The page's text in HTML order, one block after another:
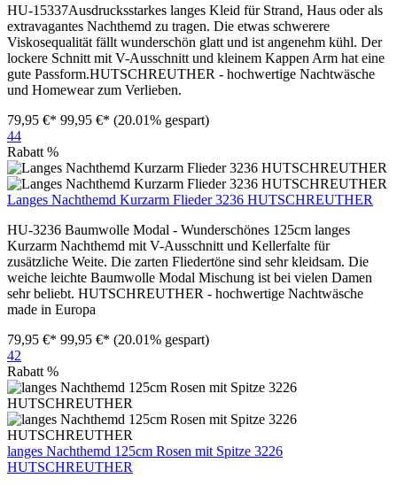
HU-15337Ausdrucksstarkes langes Kleid für Strand, Haus oder als
extravagantes Nachthemd zu tragen. Die etwas schwerere
Viskosequalität fällt wunderschön glatt und ist angenehm kühl. Der
lockere Schnitt mit V-Ausschnitt und kleinem Kappen Arm hat eine
gute Passform.HUTSCHREUTHER - hochwertige Nachtwäsche
und Homewear zum Verlieben.
79,95 €* 99,95 €* (20.01% gespart)
44
Rabatt %
Langes Nachthemd Kurzarm Flieder 3236 HUTSCHREUTHER
HU-3236 Baumwolle Modal - Wunderschönes 125cm langes
Kurzarm Nachthemd mit V-Ausschnitt und Kellerfalte für
zusätzliche Weite. Die zarten Fliedertöne sind sehr kleidsam. Die
weiche leichte Baumwolle Modal Mischung ist bei vielen Damen
sehr beliebt. HUTSCHREUTHER - hochwertige Nachtwäsche
made in Europa
79,95 €* 99,95 €* (20.01% gespart)
42
Rabatt %
langes Nachthemd 125cm Rosen mit Spitze 3226
HUTSCHREUTHER